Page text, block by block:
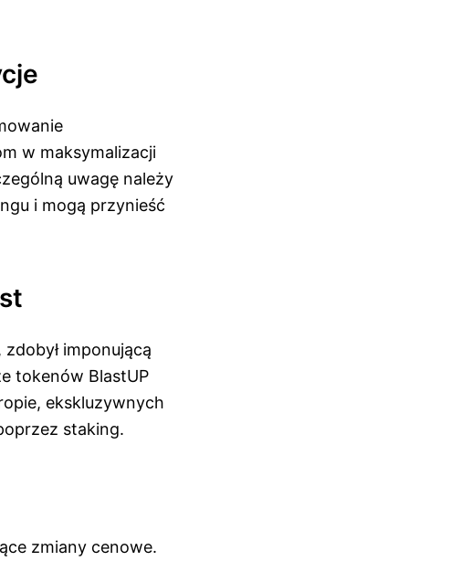
w maksymalizacji
uwagę należy
i mogą przynieść
imponującą
tokenów BlastUP
ekskluzywnych
staking.
zmiany cenowe.